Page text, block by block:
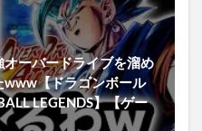
ーバードライブを溜め
www【ドラゴンボール
LEGENDS】【ゲー